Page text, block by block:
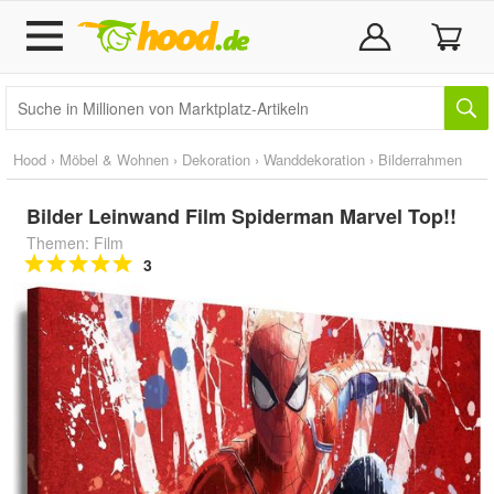
Hood › Möbel & Wohnen › Dekoration › Wanddekoration › Bilderrahmen
Bilder Leinwand Film Spiderman Marvel Top!!
Themen: Film
3